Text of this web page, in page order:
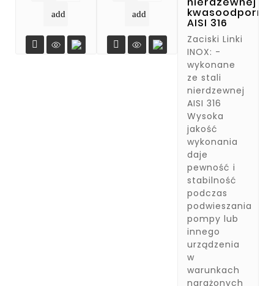
add

add

kwasoodpornej
AISI 316
Zaciski Linki
INOX: -
wykonane
ze stali
nierdzewnej
AISI 316
Wysoka
jakość
wykonania
daje
pewność i
stabilność
podczas
podwieszania
pompy lub
innego
urządzenia
w
warunkach
narażonych